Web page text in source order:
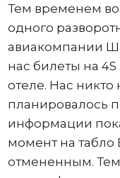
Тем временем
одного
авиакомпании
нас билеты на
отеле. Нас никто
планировалось
информации
момент на табло
отмененным. Тем